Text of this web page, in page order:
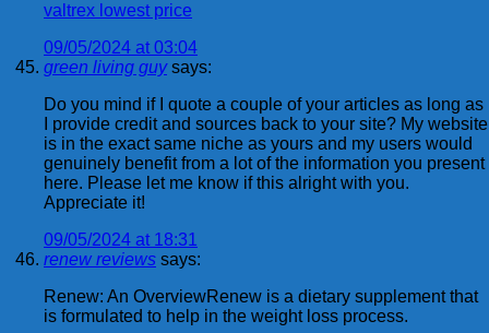
valtrex lowest price
09/05/2024 at 03:04
green living guy says:
Do you mind if I quote a couple of your articles as long as
I provide credit and sources back to your site? My website
is in the exact same niche as yours and my users would
genuinely benefit from a lot of the information you present
here. Please let me know if this alright with you.
Appreciate it!
09/05/2024 at 18:31
renew reviews says:
Renew: An OverviewRenew is a dietary supplement that
is formulated to help in the weight loss process.